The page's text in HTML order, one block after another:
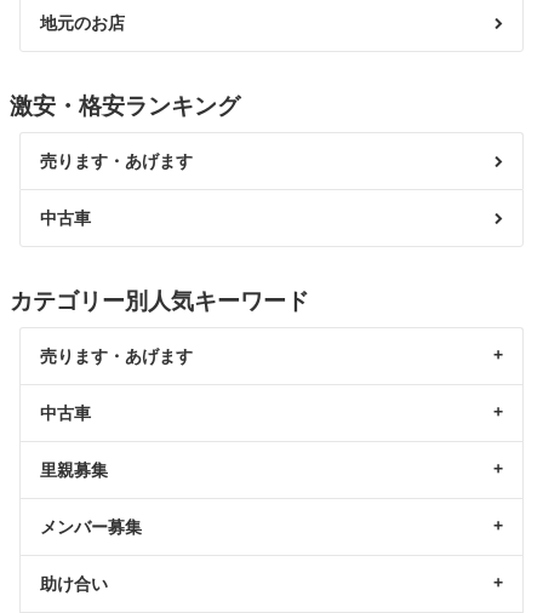
地元のお店
激安・格安ランキング
売ります・あげます
中古車
カテゴリー別人気キーワード
売ります・あげます
中古車
里親募集
メンバー募集
助け合い